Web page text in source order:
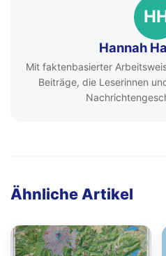
Hannah
Mit faktenbasierter
Beiträge, die Leserinnen
Ähnliche Artikel